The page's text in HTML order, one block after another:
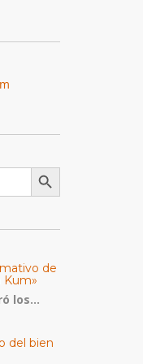
Botón de búsqueda
de
Kum»
los...
del bien